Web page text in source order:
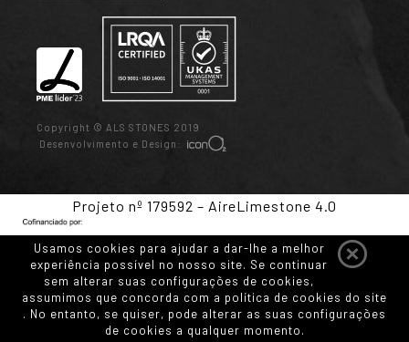
Copyright © ALS STONES 2019
Desenvolvimento e Design:
Projeto nº 179592 – AireLimestone 4.0
Usamos cookies para ajudar a dar-lhe a melhor
experiência possível no nosso site. Se continuar
sem alterar suas configurações de cookies,
assumimos que concorda com a política de cookies do site
. No entanto, se quiser, pode alterar as suas configurações
de cookies a qualquer momento.